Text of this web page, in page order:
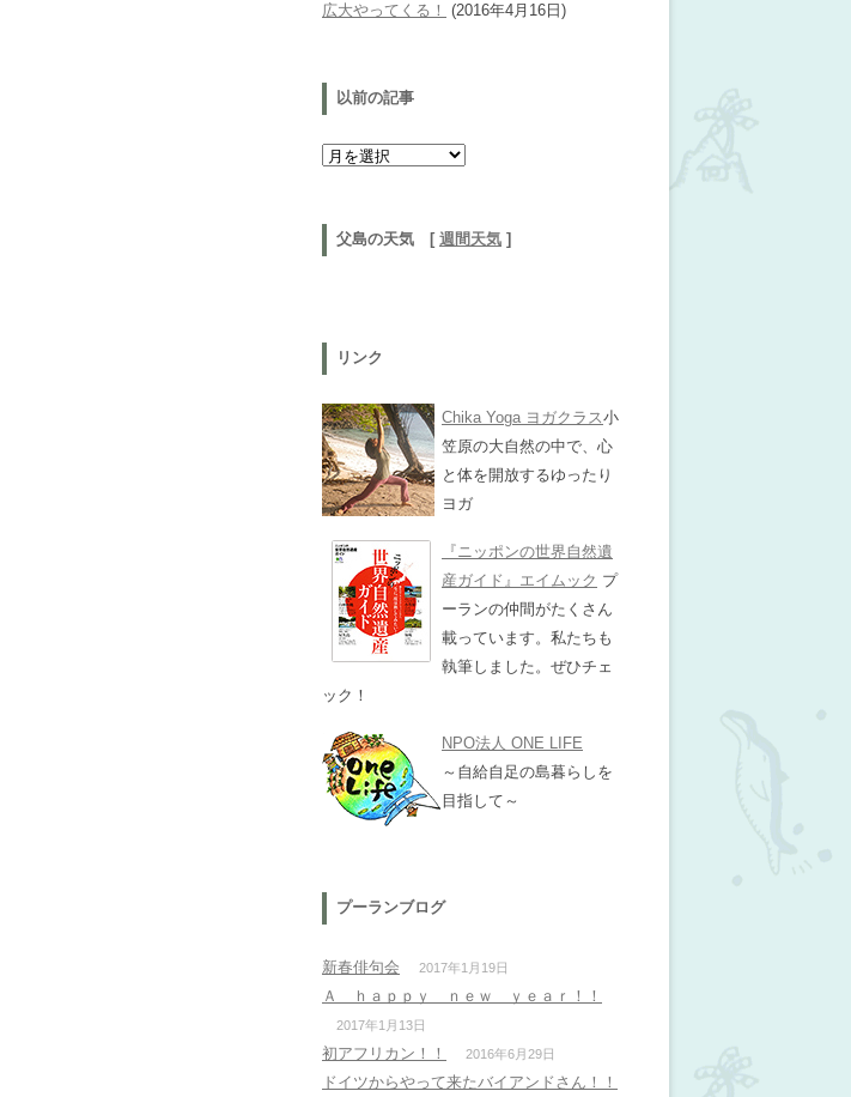
広大やってくる！
(2016年4月16日)
以前の記事
以前の記事
父島の天気 [ 週間天気 ]
リンク
Chika Yoga ヨガクラス小
笠原の大自然の中で、心
と体を開放するゆったり
ヨガ
『ニッポンの世界自然遺
産ガイド』エイムック プ
ーランの仲間がたくさん
載っています。私たちも
執筆しました。ぜひチェ
ック！
NPO法人 ONE LIFE
～自給自足の島暮らしを
目指して～
プーランブログ
新春俳句会 2017年1月19日
Ａ ｈａｐｐｙ ｎｅｗ ｙｅａｒ！！
2017年1月13日
初アフリカン！！ 2016年6月29日
ドイツからやって来たバイアンドさん！！